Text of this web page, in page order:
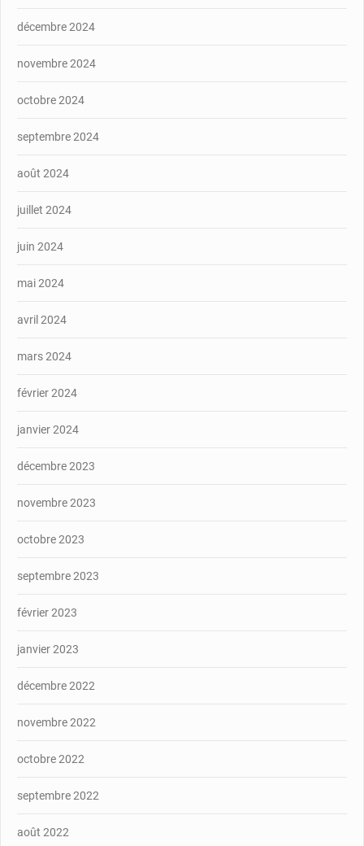
décembre 2024
novembre 2024
octobre 2024
septembre 2024
août 2024
juillet 2024
juin 2024
mai 2024
avril 2024
mars 2024
février 2024
janvier 2024
décembre 2023
novembre 2023
octobre 2023
septembre 2023
février 2023
janvier 2023
décembre 2022
novembre 2022
octobre 2022
septembre 2022
août 2022